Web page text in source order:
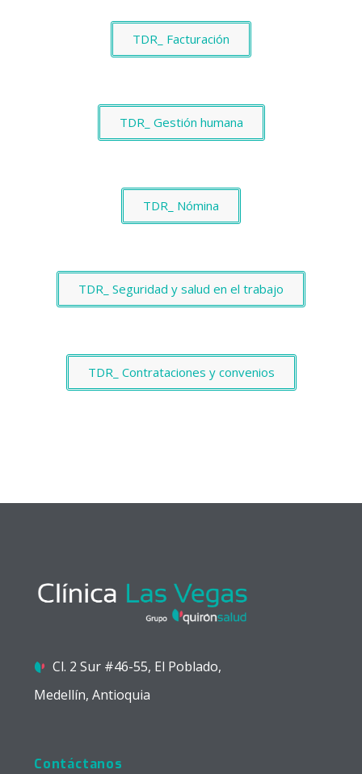
TDR_ Facturación
TDR_ Gestión humana
TDR_ Nómina
TDR_ Seguridad y salud en el trabajo
TDR_ Contrataciones y convenios
Cl. 2 Sur #46-55, El Poblado,
Medellín, Antioquia
Contáctanos